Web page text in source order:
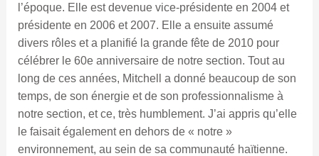
l’époque. Elle est devenue vice-présidente en 2004 et
présidente en 2006 et 2007. Elle a ensuite assumé
divers rôles et a planifié la grande fête de 2010 pour
célébrer le 60e anniversaire de notre section. Tout au
long de ces années, Mitchell a donné beaucoup de son
temps, de son énergie et de son professionnalisme à
notre section, et ce, très humblement. J’ai appris qu’elle
le faisait également en dehors de « notre »
environnement, au sein de sa communauté haïtienne.